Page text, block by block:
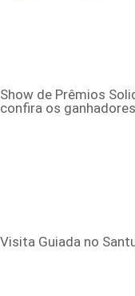
Show de Prêmios
confira os ganhadores
Visita Guiada no